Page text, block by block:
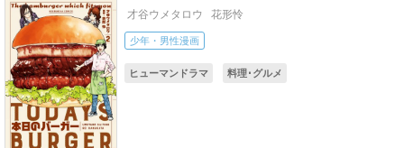
才谷ウメタロウ 花形怜
少年・男性漫画
ヒューマンドラマ 料理･グルメ